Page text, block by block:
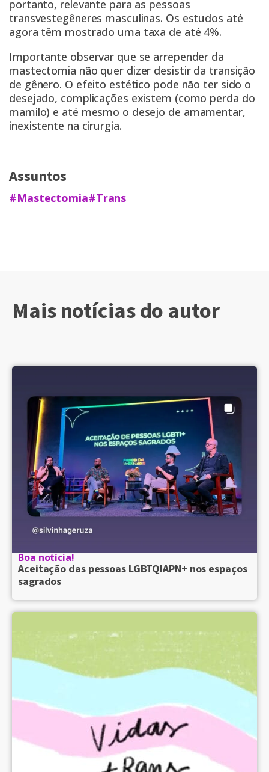
portanto, relevante para as pessoas
transvestegêneres masculinas. Os estudos até
agora têm mostrado uma taxa de até 4%.
Importante observar que se arrepender da
mastectomia não quer dizer desistir da transição
de gênero. O efeito estético pode não ter sido o
desejado, complicações existem (como perda do
mamilo) e até mesmo o desejo de amamentar,
inexistente na cirurgia.
Assuntos
#Mastectomia#Trans
Mais notícias do autor
Boa notícia!
Aceitação das pessoas LGBTQIAPN+ nos espaços
sagrados